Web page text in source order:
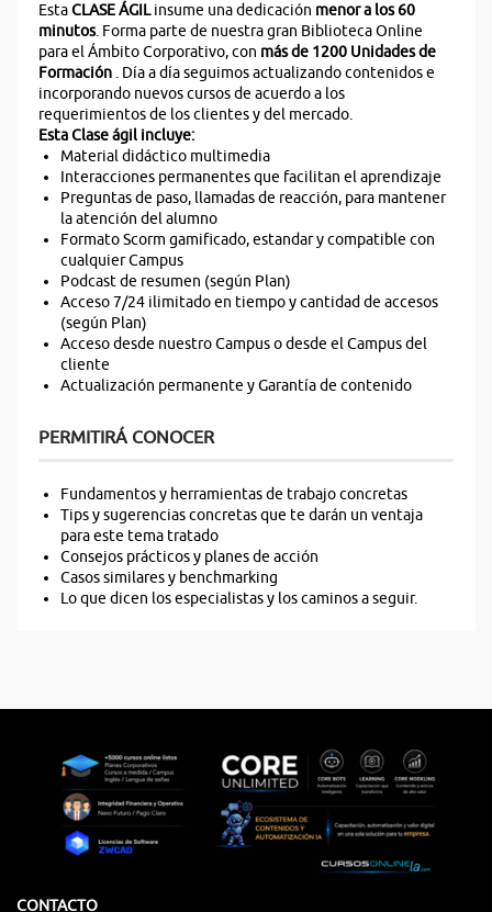
EstaCLASE ÁGILinsume una dedicación menor a los 60
minutos. Forma parte de nuestra gran Biblioteca Online
para el Ámbito Corporativo, con más de 1200 Unidades de
Formación . Día a día seguimos actualizando contenidos e
incorporando nuevos cursos de acuerdo a los
requerimientos de los clientes y del mercado.
Esta Clase ágil incluye:
Material didáctico multimedia
Interacciones permanentes que facilitan el aprendizaje
Preguntas de paso, llamadas de reacción, para mantener
la atención del alumno
Formato Scorm gamificado, estandar y compatible con
cualquier Campus
Podcast de resumen (según Plan)
Acceso 7/24 ilimitado en tiempo y cantidad de accesos
(según Plan)
Acceso desde nuestro Campus o desde el Campus del
cliente
Actualización permanente y Garantía de contenido
PERMITIRÁ CONOCER
Fundamentos y herramientas de trabajo concretas
Tips y sugerencias concretas que te darán un ventaja
para este tema tratado
Consejos prácticos y planes de acción
Casos similares y benchmarking
Lo que dicen los especialistas y los caminos a seguir.
CONTACTO